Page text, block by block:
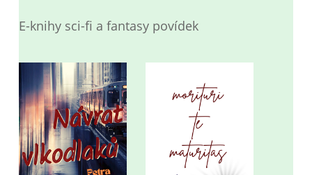
E-knihy sci-fi a fantasy povídek